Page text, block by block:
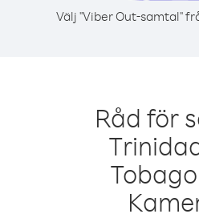
Välj "Viber Out-samtal"
Råd för